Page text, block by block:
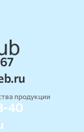
продукции
40